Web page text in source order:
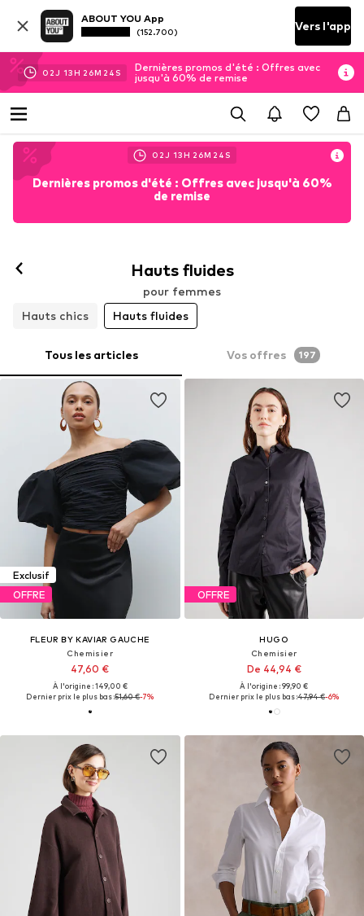
ABOUT YOU App
(152.700) Vers l'app
02J 13H 26M 21 S
Dernières promos d'été : Offres avec
jusqu'à 60% de remise
02J 13H 26M 21 S
Dernières promos d'été : Offres avec jusqu'à 60%
de remise
Hauts fluides
pour femmes
Hauts chics
Hauts fluides
Tous les articles Vos offres 197
Exclusif
OFFRE
FLEUR BY KAVIAR GAUCHE
Chemisier
47,60 €
À l'origine : 149,00 €
Dernier prix le plus bas :51,60 €-7%
OFFRE
HUGO
Chemisier
De 44,94 €
À l'origine : 99,90 €
Dernier prix le plus bas :47,94 €-6%